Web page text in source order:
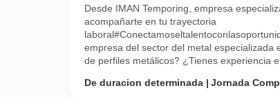
Desde IMAN Temporing, empresa
acompañarte en tu trayectoria
empresa del sector del metal especializada
de perfiles metálicos? ¿Tienes experiencia
De duracion determinada
Jornada